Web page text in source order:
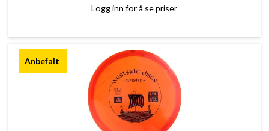
Logg inn for å se priser